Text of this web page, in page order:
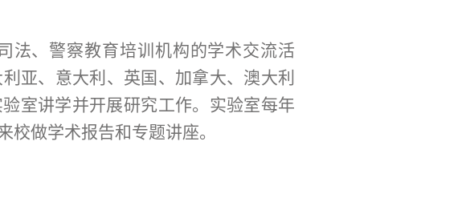
法、警察教育培训机构的学术交流活
亚、意大利、英国、加拿大、澳大利
室讲学并开展研究工作。实验室每年
校做学术报告和专题讲座。